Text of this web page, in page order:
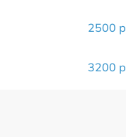
2500 р
3200 р